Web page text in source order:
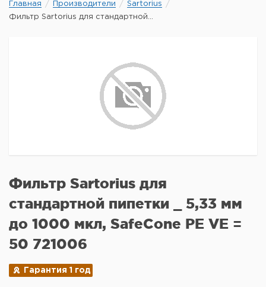
Главная Производители
Sartorius
Фильтр Sartorius для стандартной...
Фильтр Sartorius для
стандартной пипетки _ 5,33 мм
до 1000 мкл, SafeCone PE VE =
50 721006
Гарантия 1 год